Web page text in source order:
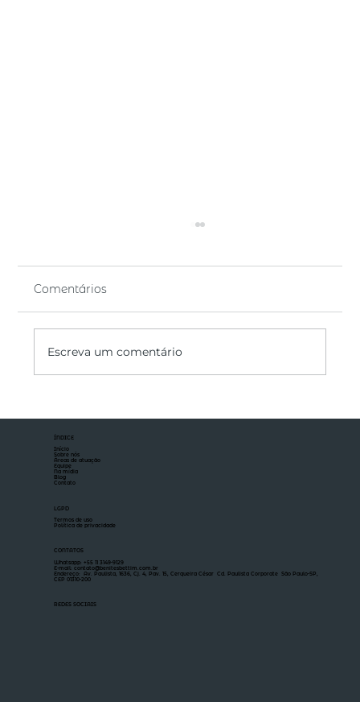
Comentários
Escreva um comentário
ÍNDICE
Início
Sobre nós
Áreas de atuação
Equipe
Na mídia
Blog
Contato
LGPD
Termos de uso
Política de privacidade
CONTATOS
Whatsapp: +55 11 3149-9129
E-mail: contato@benitesbettim.com.br
Endereço: Av. Paulista, 1636, Cj. 4, Pav. 15, Cerqueira César Cd. Paulista Corporate São Paulo-SP,
CEP 01310-200
REDES SOCIAIS